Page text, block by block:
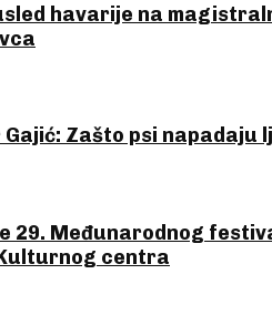
havarije na
Zašto psi napadaju
29. Međunarodnog
centra